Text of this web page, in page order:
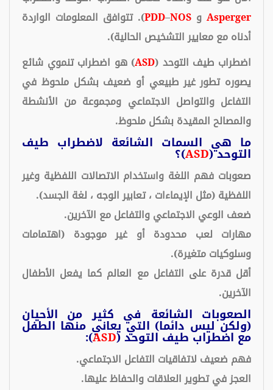
Asperger و PDD–NOS
). تتوافق المعلومات الواردة
أدناه مع معايير التشخيص الحالية).
اضطراب طيف التوحد (ASD) هو اضطراب تنموي شائع
يصوره تطور غير طبيعي أو ضعيف بشكل ملحوظ في
التفاعل والتواصل الاجتماعي ومجموعة من الأنشطة
والمصالح المقيدة بشكل ملحوظ.
ما هي السمات الشائعة لاضطراب طيف
التوحد (ASD)؟
صعوبات فهم اللغة واستخدام الاتصالات اللفظية وغير
اللفظية (مثل الإيماءات ، تعابير الوجه ، لغة الجسد).
ضعف الوعي الاجتماعي والتفاعل مع الآخرين.
مهارات لعب محدودة أو غير موجودة (اهتمامات
وسلوكيات متغيرة).
أقل قدرة على التفاعل مع العالم كما يفعل الأطفال
الآخرين.
الصعوبات الشائعة في كثير من الأحيان
(ولكن ليس دائما) التي يعاني منها الطفل
مع اضطراب طيف التوحد (ASD
):
فهم ضعيف لاتفاقيات التفاعل الاجتماعي.
العجز في تطوير العلاقات والحفاظ عليها.